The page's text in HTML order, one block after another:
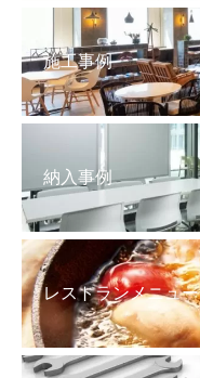
施工事例
納入事例
レストランメニュー